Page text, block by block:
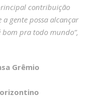
contribuição
gente possa alcançar
pra todo mundo”,
Grêmio